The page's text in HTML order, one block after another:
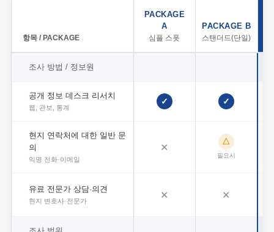
항목 / PACKAGE
PACKAGE
A
심플 스폿
PACKAGE B
스탠더드(단일)
조사 방법 / 정보원
공개 정보 데스크 리서치
웹, 관보, 통계
✓ ✓
현지 연락처에 대한 일반 문
의
익명 전화·이메일
✕
△
필요시
유료 전문가 상담·의견
현지 변호사·전문가
✕ ✕